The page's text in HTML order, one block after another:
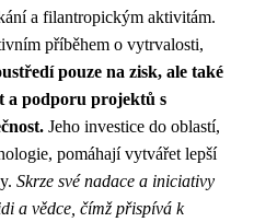
a filantropickým aktivitám.
příběhem o vytrvalosti,
pouze na zisk, ale také
a podporu projektů s
Jeho investice do oblastí,
pomáhají vytvářet lepší
Skrze své nadace a iniciativy
a vědce, čímž přispívá k